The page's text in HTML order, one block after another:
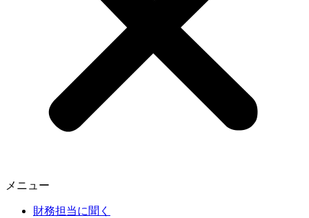
メニュー
財務担当に聞く